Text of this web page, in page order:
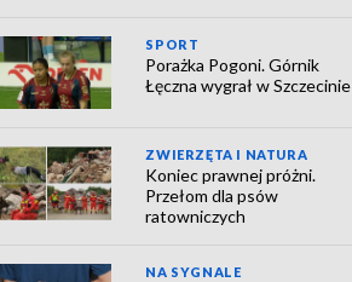
SPORT
Porażka Pogoni. Górnik
Łęczna wygrał w Szczecinie
ZWIERZĘTA I NATURA
Koniec prawnej próżni.
Przełom dla psów
ratowniczych
NA SYGNALE